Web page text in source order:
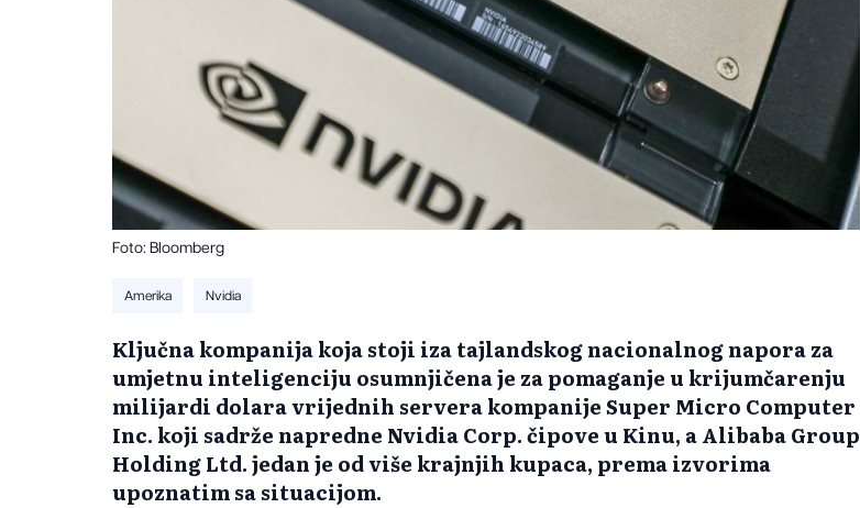
Foto: Bloomberg
Amerika Nvidia
Ključna kompanija koja stoji iza tajlandskog nacionalnog napora za
umjetnu inteligenciju osumnjičena je za pomaganje u krijumčarenju
milijardi dolara vrijednih servera kompanije Super Micro Computer
Inc. koji sadrže napredne Nvidia Corp. čipove u Kinu, a Alibaba Group
Holding Ltd. jedan je od više krajnjih kupaca, prema izvorima
upoznatim sa situacijom.